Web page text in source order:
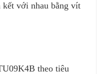
với nhau bằng vít
theo tiêu